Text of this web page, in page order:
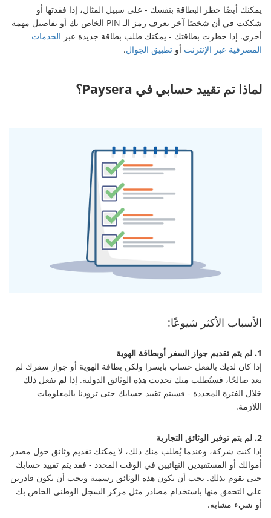
يمكنك أيضًا حظر البطاقة بنفسك - على سبيل المثال، إذا فقدتها أو
شككت في أن شخصًا آخر يعرف رمز الـ PIN الخاص بك أو تفاصيل مهمة
أخرى. إذا حظرت بطاقتك - يمكنك طلب بطاقة جديدة عبر الخدمات
المصرفية عبر الإنترنت أو تطبيق الجوال.
لماذا تم تقييد حسابي في Paysera؟
الأسباب الأكثر شيوعًا:
1. لم يتم تقديم جواز السفر أوبطاقة الهوية
إذا كان لديك بالفعل حساب بايسرا ولكن بطاقة الهوية أو جواز سفرك لم
يعد صالحًا، فسيُطلب منك تحديث هذه الوثائق الدولية. إذا لم تفعل ذلك
خلال الفترة المحددة - فسيتم تقييد حسابك حتى تزودنا بالمعلومات
اللازمة.
2. لم يتم توفير الوثائق التجارية
إذا كنت شركة، وعندما يُطلب منك ذلك، لا يمكنك تقديم وثائق حول مصدر
أموالك أو المستفيدين النهائيين في الوقت المحدد - فقد يتم تقييد حسابك
حتى تقوم بذلك. يجب أن تكون هذه الوثائق رسمية ويجب أن نكون قادرين
على التحقق منها باستخدام مصادر مثل مركز السجل الوطني الخاص بك
أو شيء مشابه.